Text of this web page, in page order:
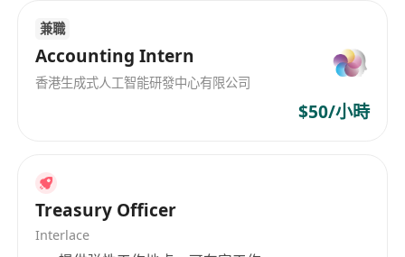
兼職
Accounting Intern
香港生成式人工智能研發中心有限公司
$50/小時
Treasury Officer
Interlace